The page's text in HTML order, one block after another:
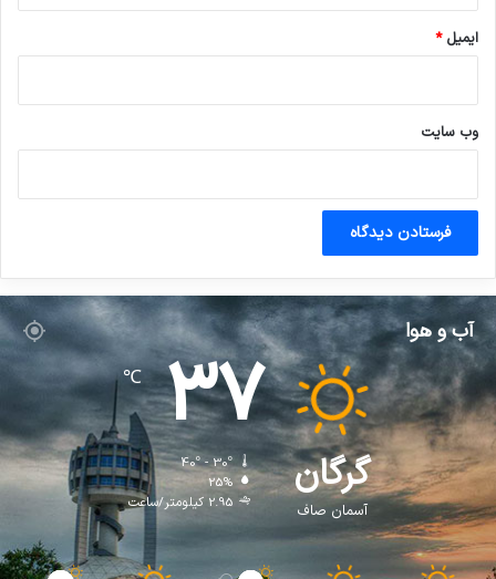
ایمیل*
وب‌ سایت
آب و هوا
گرگان
آسمان صاف
37
℃
40º - 30º
25%
2.95 کیلومتر/ساعت